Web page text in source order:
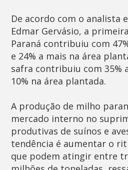
De acordo com o analista
Edmar Gervásio, a
Paraná contribuiu com
e 24% a mais na área
safra contribuiu com 35%
10% na área plantada.
A produção de milho
mercado interno no
produtivas de suínos e
tendência é aumentar o
que podem atingir entre